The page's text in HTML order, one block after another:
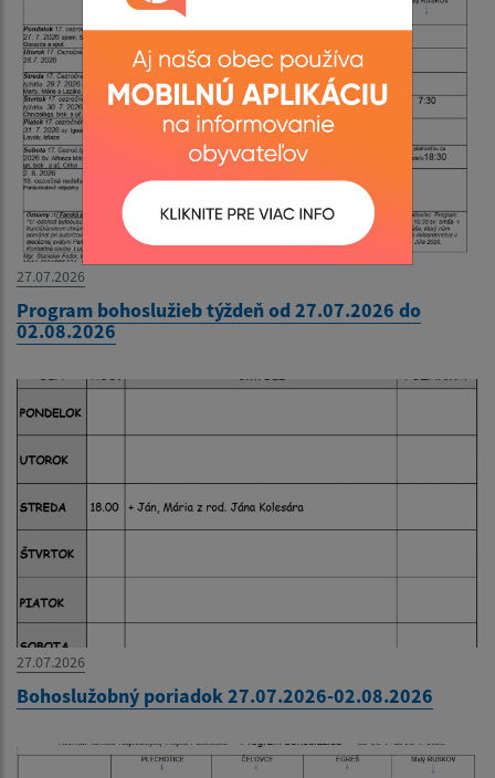
27.07.2026
Program bohoslužieb týždeň od 27.07.2026 do
02.08.2026
27.07.2026
Bohoslužobný poriadok 27.07.2026-02.08.2026